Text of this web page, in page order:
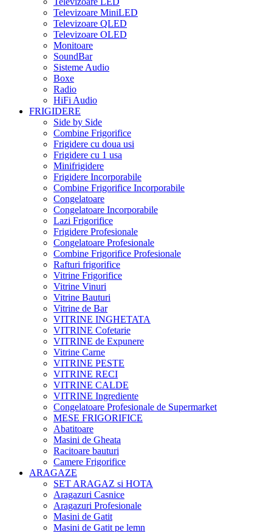
Televizoare MiniLED
Televizoare QLED
Televizoare OLED
Monitoare
SoundBar
Sisteme Audio
Boxe
Radio
HiFi Audio
FRIGIDERE
Side by Side
Combine Frigorifice
Frigidere cu doua usi
Frigidere cu 1 usa
Minifrigidere
Frigidere Incorporabile
Combine Frigorifice Incorporabile
Congelatoare
Congelatoare Incorporabile
Lazi Frigorifice
Frigidere Profesionale
Congelatoare Profesionale
Combine Frigorifice Profesionale
Rafturi frigorifice
Vitrine Frigorifice
Vitrine Vinuri
Vitrine Bauturi
Vitrine de Bar
VITRINE INGHETATA
VITRINE Cofetarie
VITRINE de Expunere
Vitrine Carne
VITRINE PESTE
VITRINE RECI
VITRINE CALDE
VITRINE Ingrediente
Congelatoare Profesionale de Supermarket
MESE FRIGORIFICE
Abatitoare
Masini de Gheata
Racitoare bauturi
Camere Frigorifice
ARAGAZE
SET ARAGAZ si HOTA
Aragazuri Casnice
Aragazuri Profesionale
Masini de Gatit
Masini de Gatit pe lemn